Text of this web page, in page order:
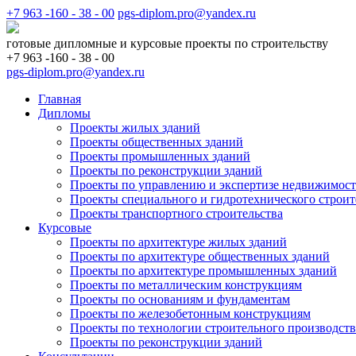
+7 963 -160 - 38 - 00 pgs-diplom.pro@yandex.ru
готовые дипломные и курсовые проекты по строительству
+7 963 -160 - 38 - 00
pgs-diplom.pro@yandex.ru
Главная
Дипломы
Проекты жилых зданий
Проекты общественных зданий
Проекты промышленных зданий
Проекты по реконструкции зданий
Проекты по управлению и экспертизе
Проекты специального и гидротехнического
Проекты транспортного строительства
Курсовые
Проекты по архитектуре жилых зданий
Проекты по архитектуре общественных зданий
Проекты по архитектуре промышленных зданий
Проекты по металлическим конструкциям
Проекты по основаниям и фундаментам
Проекты по железобетонным конструкциям
Проекты по технологии строительного
Проекты по реконструкции зданий